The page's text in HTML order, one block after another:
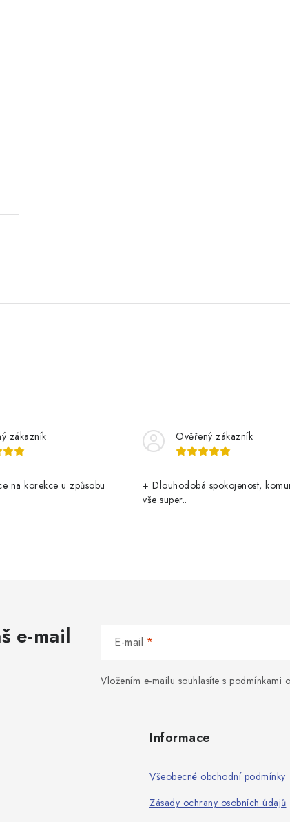
zákazník
na korekce u způsobu
Ověřený zákazník
+ Dlouhodobá spokojenost,
vše super..
e-mail E-mail
Vložením e-mailu souhlasíte s podmínkami
Informace
Všeobecné obchodní podmínky
Zásady ochrany osobních údajů